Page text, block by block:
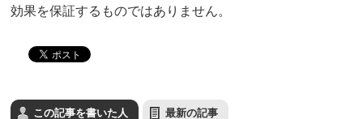
効果を保証するものではありません。
この記事を書いた人 最新の記事